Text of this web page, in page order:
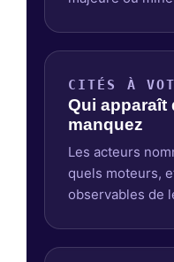
CITÉS À
Qui apparaît
manquez
Les acteurs
quels moteurs,
observables de